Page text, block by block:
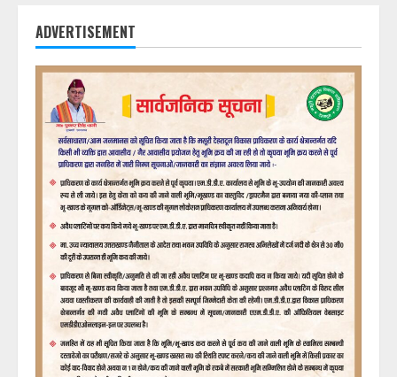
ADVERTISEMENT